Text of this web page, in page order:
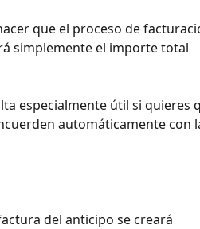
que el proceso de
simplemente el importe total
especialmente útil si quieres
automáticamente con
del anticipo se creará